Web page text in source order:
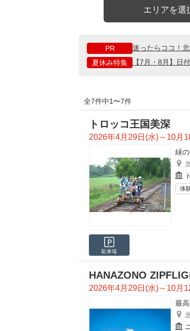
エリアを選
PR
迷ったらココ！
夏休み特集
【7月・8月】日
全7件中1〜7件
トロッコ王国美深
2026年4月29日(水)～10月
緑
体
駐車場
HANAZONO
2026年4月29日(水)～10月
最